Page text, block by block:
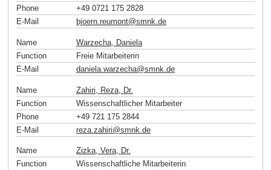
Phone
+49 0721 175 2828
E-Mail
bjoern.reumont@smnk de
Name
Warzecha, Daniela
Function
Freie Mitarbeiterin
E-Mail
daniela.warzecha@smnk de
Name
Zahiri, Reza, Dr.
Function
Wissenschaftlicher Mitarbeiter
Phone
+49 721 175 2844
E-Mail
reza.zahiri@smnk de
Name
Zizka, Vera, Dr.
Function
Wissenschaftliche Mitarbeiterin